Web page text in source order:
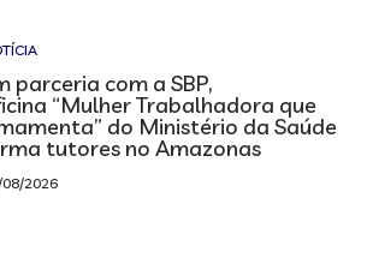
parceria com a SBP,
“Mulher Trabalhadora que
do Ministério da Saúde
tutores no Amazonas
2026